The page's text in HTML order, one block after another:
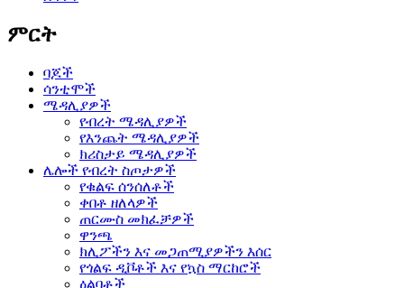
ምርት
ባጆች
ሳንቲሞች
ሜዳሊያዎች
የብረት ሜዳሊያዎች
የእንጨት ሜዳሊያዎች
ክሪስታይ ሜዳሊያዎች
ሌሎች የብረት ስጦታዎች
የቁልፍ ሰንሰለቶች
ቀበቶ ዘለላዎች
ጠርሙስ መክፈቻዎች
ዋንጫ
ክሊፖችን እና መጋጠሚያዎችን እሰር
የጎልፍ ዲቮቶች እና የኳስ ማርከሮች
ዕልባቶች